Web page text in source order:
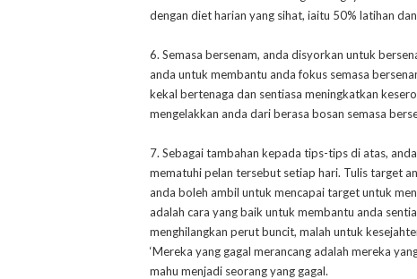
dengan diet harian yang sihat, iaitu 50% latihan
6. Semasa bersenam, anda disyorkan untuk
anda untuk membantu anda fokus semasa
kekal bertenaga dan sentiasa meningkatkan
mengelakkan anda dari berasa bosan semasa
7. Sebagai tambahan kepada tips-tips di atas,
mematuhi pelan tersebut setiap hari. Tulis target
anda boleh ambil untuk mencapai target untuk
adalah cara yang baik untuk membantu anda
menghilangkan perut buncit, malah untuk
‘Mereka yang gagal merancang adalah mereka
mahu menjadi seorang yang gagal.